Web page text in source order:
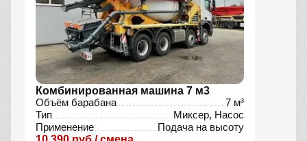
Комбинированная машина 7 м3
Объём барабана
7 м³
Тип
Миксер, Насос
Применение
Подача на высоту